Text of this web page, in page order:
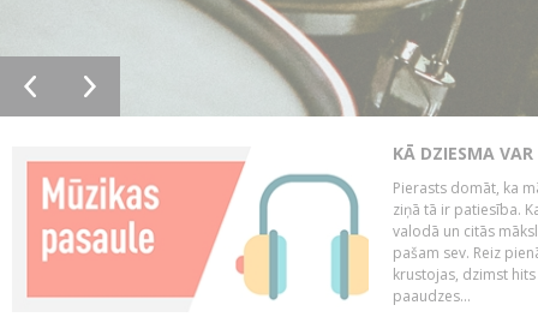
KĀ DZIESMA
Pierasts domāt, ka
ziņā tā ir patiesība.
valodā un citās
pašam sev. Reiz
krustojas, dzimst
paaudzes...